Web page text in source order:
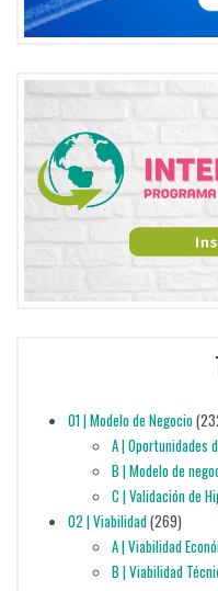
01 | Modelo de Negocio
A | Oportunidades
B | Modelo de
C | Validación de
02 | Viabilidad(269)
A | Viabilidad
B | Viabilidad